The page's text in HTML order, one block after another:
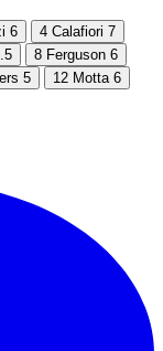
6 4 Calafiori 7
8 Ferguson 6
5 12 Motta 6